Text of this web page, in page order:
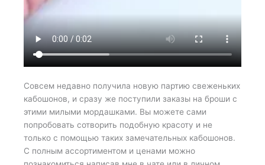
Совсем недавно получила новую партию свеженьких
кабошонов, и сразу же поступили заказы на броши с
этими милыми мордашками. Вы можете сами
попробовать сотворить подобную красоту и не
только с помощью таких замечательных кабошонов.
С полным ассортиментом и ценами можно